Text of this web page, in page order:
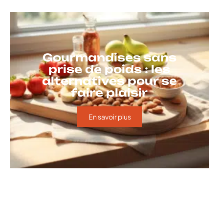
Gourmandises sans
prise de poids : les
alternatives pour se
faire plaisir
En savoir plus